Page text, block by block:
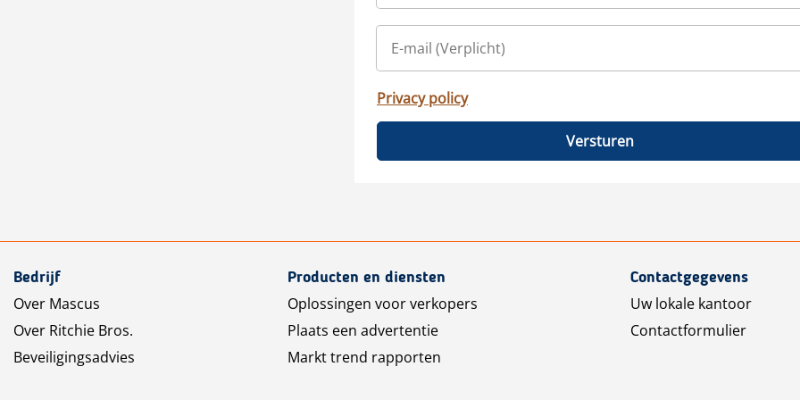
Privacy policy
Versturen
Bedrijf
Over Mascus
Over Ritchie Bros.
Beveiligingsadvies
Producten en diensten
Oplossingen voor verkopers
Plaats een advertentie
Markt trend rapporten
Contactgegevens
Uw lokale kantoor
Contactformulier